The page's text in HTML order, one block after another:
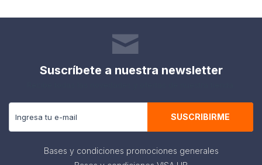
Suscríbete a nuestra newsletter
SUSCRIBIRME
Bases y condiciones promociones generales